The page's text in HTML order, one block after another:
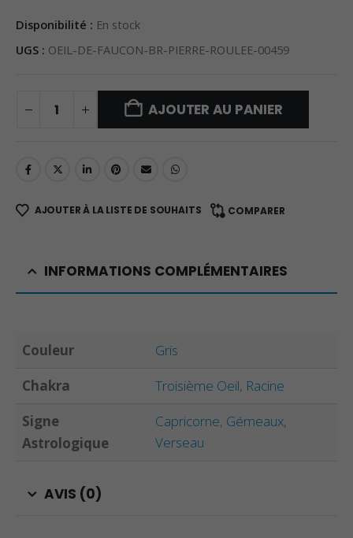
Disponibilité : En stock
UGS : OEIL-DE-FAUCON-BR-PIERRE-ROULEE-00459
AJOUTER AU PANIER
AJOUTER À LA LISTE DE SOUHAITS COMPARER
INFORMATIONS COMPLÉMENTAIRES
Couleur
Gris
Chakra
Troisième Oeil, Racine
Signe
Astrologique
Capricorne, Gémeaux,
Verseau
AVIS (0)